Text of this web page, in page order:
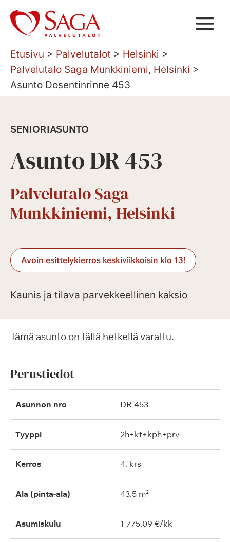
Siirry
sisältöön
Etusivu > Palvelutalot > Helsinki >
Palvelutalo Saga Munkkiniemi, Helsinki >
Asunto Dosentinrinne 453
SENIORIASUNTO
Asunto DR 453
Palvelutalo Saga
Munkkiniemi, Helsinki
Avoin esittelykierros keskiviikkoisin klo 13!
Kaunis ja tilava parvekkeellinen kaksio
Tämä asunto on tällä hetkellä varattu.
Perustiedot
Asunnon nro DR 453
Tyyppi 2h+kt+kph+prv
Kerros 4. krs
Ala (pinta-ala) 43.5 m²
Asumiskulu 1 775,09 €/kk